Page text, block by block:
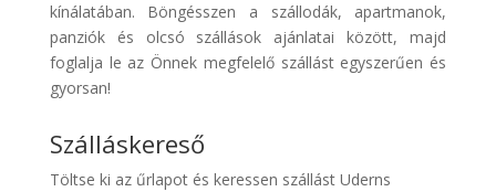
Discover
Cars
Transzfer
Kiwi
Taxi
kínálatában. Böngésszen a szállodák, apartmanok,
panziók és olcsó szállások ajánlatai között, majd
foglalja le az Önnek megfelelő szállást egyszerűen és
gyorsan!
Szálláskereső
Töltse ki az űrlapot és keressen szállást Uderns